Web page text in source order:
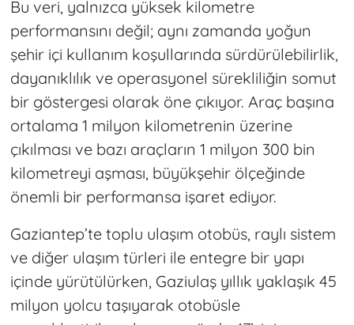
Bu veri, yalnızca yüksek kilometre
performansını değil; aynı zamanda yoğun
şehir içi kullanım koşullarında sürdürülebilirlik,
dayanıklılık ve operasyonel sürekliliğin somut
bir göstergesi olarak öne çıkıyor. Araç başına
ortalama 1 milyon kilometrenin üzerine
çıkılması ve bazı araçların 1 milyon 300 bin
kilometreyi aşması, büyükşehir ölçeğinde
önemli bir performansa işaret ediyor.
Gaziantep’te toplu ulaşım otobüs, raylı sistem
ve diğer ulaşım türleri ile entegre bir yapı
içinde yürütülürken, Gaziulaş yıllık yaklaşık 45
milyon yolcu taşıyarak otobüsle